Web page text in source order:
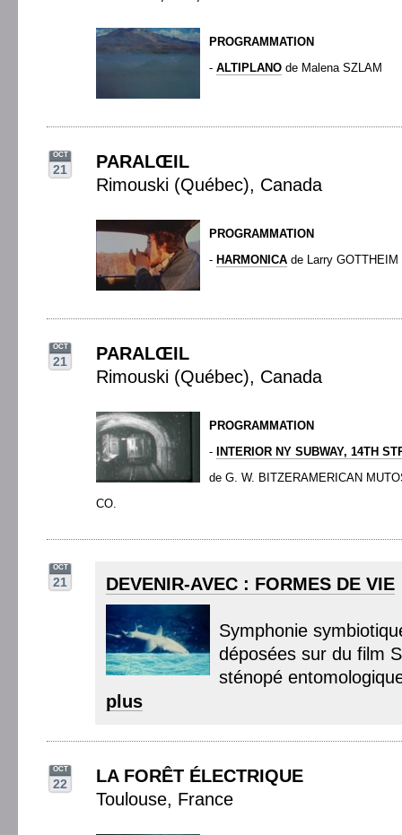
PROGRAMMATION
- ALTIPLANO de Malena SZLAM
OCT
21
PARALŒIL
Rimouski (Québec), Canada
PROGRAMMATION
- HARMONICA de Larry GOTTHEIM
OCT
21
PARALŒIL
Rimouski (Québec), Canada
PROGRAMMATION
-
INTERIOR NY SUBWAY, 14TH
de G. W. BITZERAMERICAN
CO.
OCT
21 DEVENIR-AVEC : FORMES DE VIE
Symphonie
déposées sur du film
sténopé
plus
OCT
22
LA FORÊT ÉLECTRIQUE
Toulouse, France